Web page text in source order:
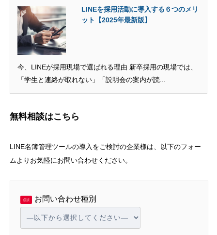
LINEを採用活動に導入する６つのメリ
ット【2025年最新版】
今、LINEが採用現場で選ばれる理由 新卒採用の現場では、
「学生と連絡が取れない」「説明会の案内が読...
無料相談はこちら
LINE名簿管理ツールの導入をご検討の企業様は、以下のフォー
ムよりお気軽にお問い合わせください。
必須 お問い合わせ種別